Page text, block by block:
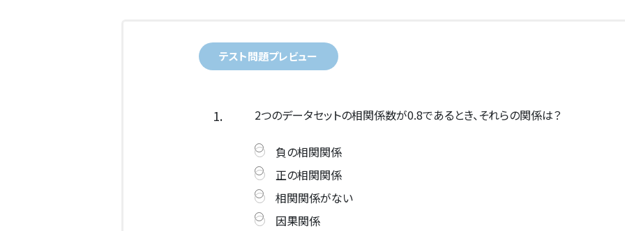
テスト問題プレビュー
1. 2つのデータセットの相関係数が0.8であるとき、それらの関係は？
負の相関関係
正の相関関係
相関関係がない
因果関係